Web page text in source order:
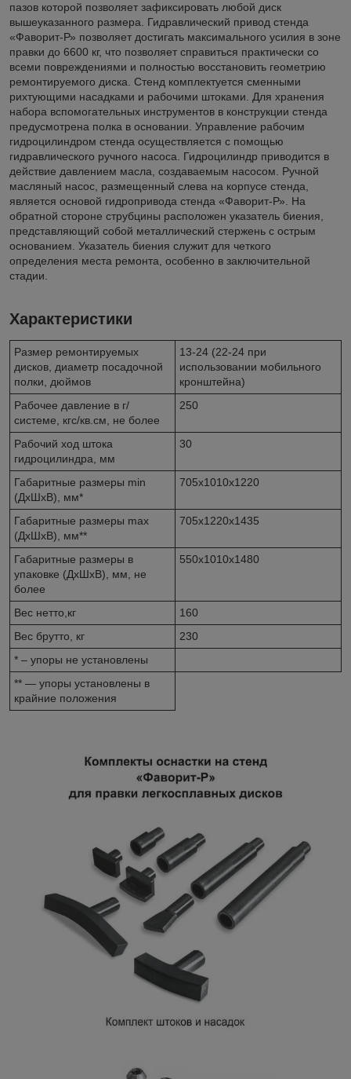
пазов которой позволяет зафиксировать любой диск
вышеуказанного размера. Гидравлический привод стенда
«Фаворит-Р» позволяет достигать максимального усилия в зоне
правки до 6600 кг, что позволяет справиться практически со
всеми повреждениями и полностью восстановить геометрию
ремонтируемого диска. Стенд комплектуется сменными
рихтующими насадками и рабочими штоками. Для хранения
набора вспомогательных инструментов в конструкции стенда
предусмотрена полка в основании. Управление рабочим
гидроцилиндром стенда осуществляется с помощью
гидравлического ручного насоса. Гидроцилиндр приводится в
действие давлением масла, создаваемым насосом. Ручной
масляный насос, размещенный слева на корпусе стенда,
является основой гидропривода стенда «Фаворит-Р». На
обратной стороне струбцины расположен указатель биения,
представляющий собой металлический стержень с острым
основанием. Указатель биения служит для четкого
определения места ремонта, особенно в заключительной
стадии.
Характеристики
Размер ремонтируемых
дисков, диаметр посадочной
полки, дюймов
13-24 (22-24 при
использовании мобильного
кронштейна)
Рабочее давление в г/
системе, кгс/кв.см, не более
250
Рабочий ход штока
гидроцилиндра, мм
30
Габаритные размеры min
(ДхШхВ), мм*
705х1010х1220
Габаритные размеры max
(ДхШхВ), мм**
705х1220х1435
Габаритные размеры в
упаковке (ДхШхВ), мм, не
более
550х1010х1480
Вес нетто,кг
160
Вес брутто, кг
230
* – упоры не установлены
** — упоры установлены в
крайние положения